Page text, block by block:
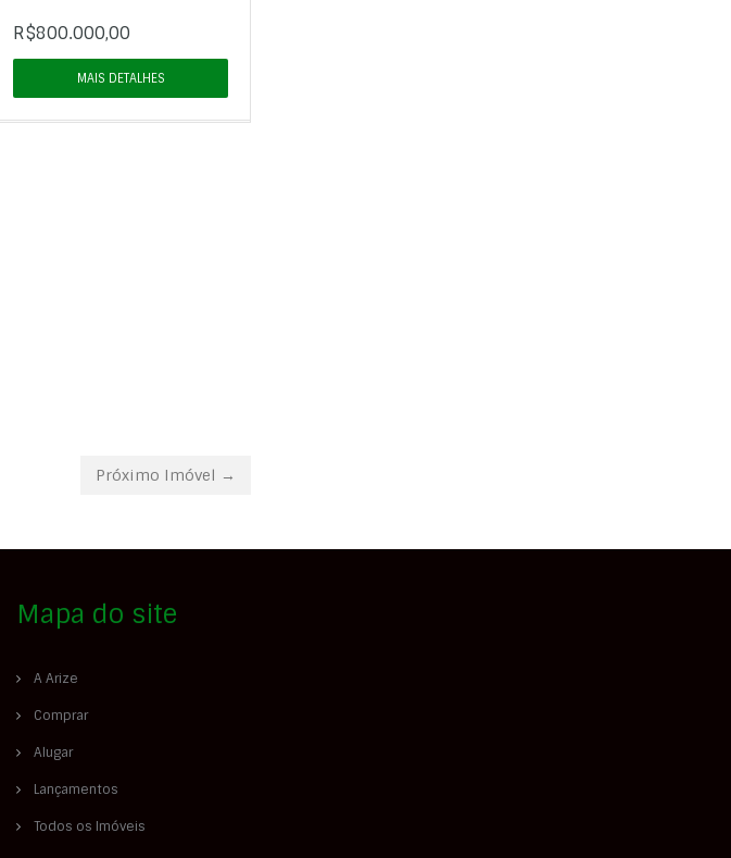
R$800.000,00
MAIS DETALHES
Próximo Imóvel →
Mapa do site
A Arize
Comprar
Alugar
Lançamentos
Todos os Imóveis